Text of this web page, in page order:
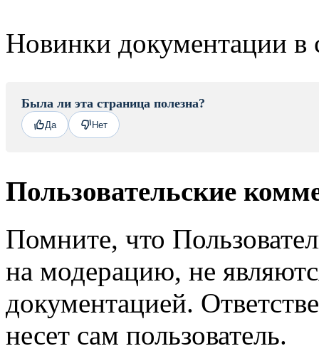
Новинки документации в
Была ли эта страница полезна?
Да Нет
Пользовательские
Помните, что
на модерацию, не
документацией.
несет сам пользователь.